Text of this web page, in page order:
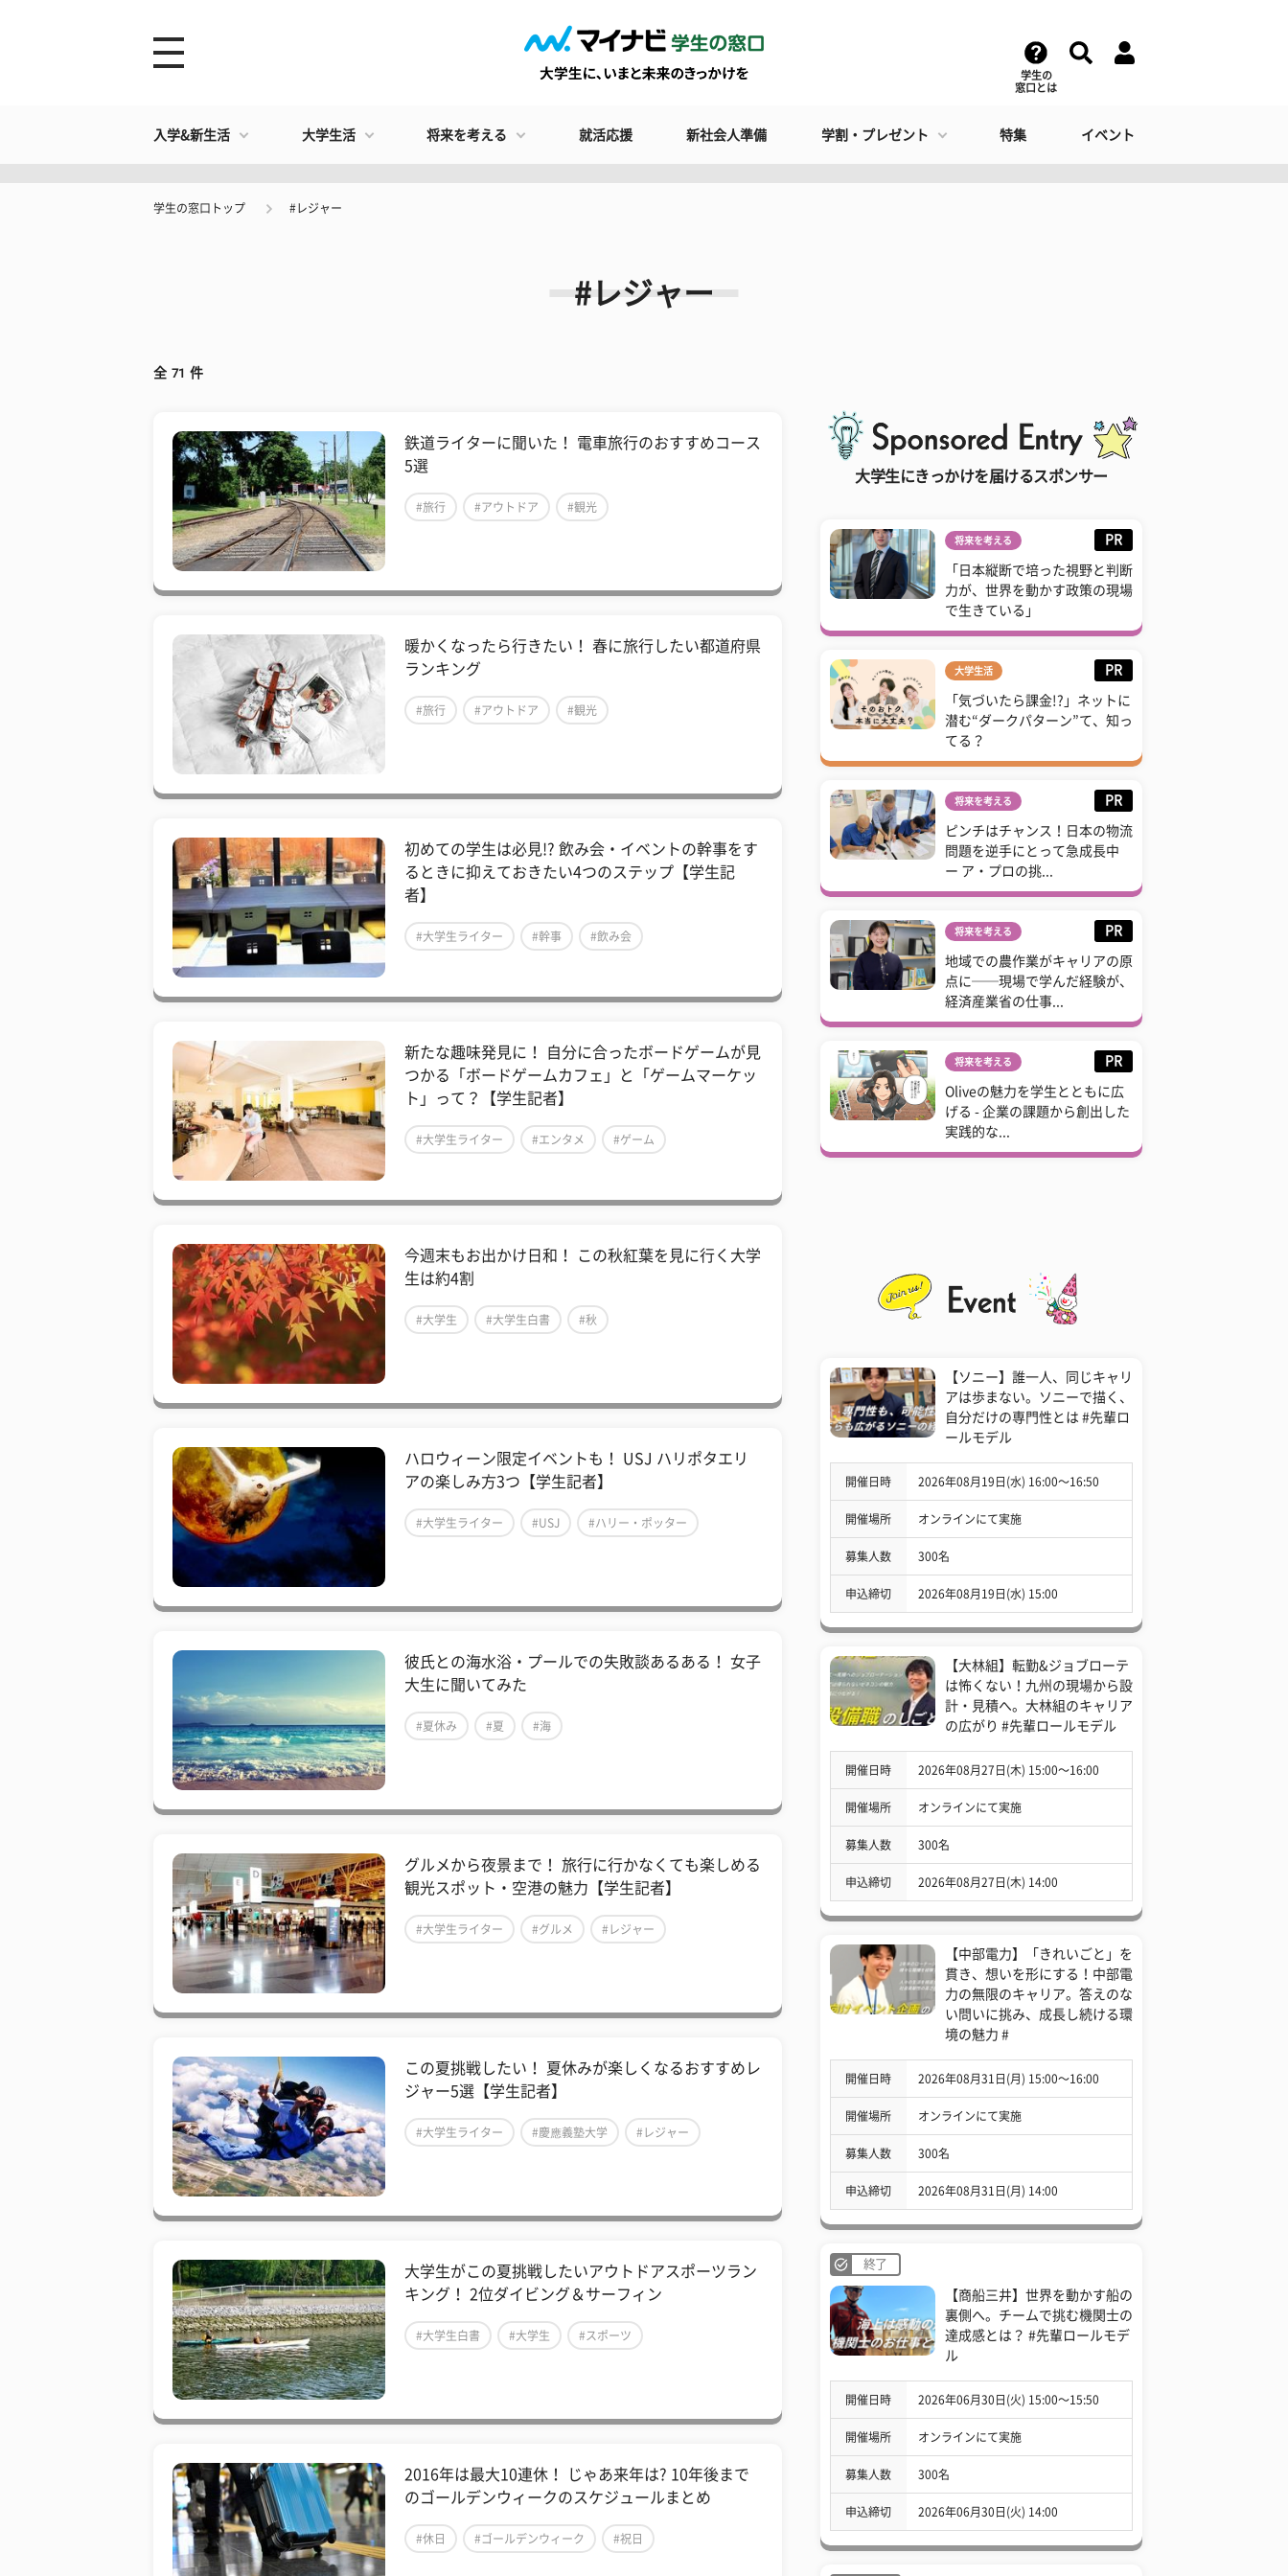
学生の
窓口とは
入学&新生活 大学生活 将来を考える 就活応援 新社会人準備 学割・プレゼント 特集 イベント
学生の窓口トップ #レジャー
#レジャー
全 71 件
鉄道ライターに聞いた！ 電車旅行のおすすめコース
5選
#旅行 #アウトドア #観光
暖かくなったら行きたい！ 春に旅行したい都道府県
ランキング
#旅行 #アウトドア #観光
初めての学生は必見!? 飲み会・イベントの幹事をす
るときに抑えておきたい4つのステップ【学生記
者】
#大学生ライター #幹事 #飲み会
新たな趣味発見に！ 自分に合ったボードゲームが見
つかる「ボードゲームカフェ」と「ゲームマーケッ
ト」って？【学生記者】
#大学生ライター #エンタメ #ゲーム
今週末もお出かけ日和！ この秋紅葉を見に行く大学
生は約4割
#大学生 #大学生白書 #秋
ハロウィーン限定イベントも！ USJ ハリポタエリ
アの楽しみ方3つ【学生記者】
#大学生ライター #USJ #ハリー・ポッター
彼氏との海水浴・プールでの失敗談あるある！ 女子
大生に聞いてみた
#夏休み #夏 #海
グルメから夜景まで！ 旅行に行かなくても楽しめる
観光スポット・空港の魅力【学生記者】
#大学生ライター #グルメ #レジャー
この夏挑戦したい！ 夏休みが楽しくなるおすすめレ
ジャー5選【学生記者】
#大学生ライター #慶應義塾大学 #レジャー
大学生がこの夏挑戦したいアウトドアスポーツラン
キング！ 2位ダイビング＆サーフィン
#大学生白書 #大学生 #スポーツ
2016年は最大10連休！ じゃあ来年は? 10年後まで
のゴールデンウィークのスケジュールまとめ
#休日 #ゴールデンウィーク #祝日
大学生にきっかけを届けるスポンサー
将来を考える PR
「日本縦断で培った視野と判断
力が、世界を動かす政策の現場
で生きている」
大学生活 PR
「気づいたら課金!?」ネットに
潜む“ダークパターン”て、知っ
てる？
将来を考える PR
ピンチはチャンス！日本の物流
問題を逆手にとって急成長中
ー ア・プロの挑...
将来を考える PR
地域での農作業がキャリアの原
点に──現場で学んだ経験が、
経済産業省の仕事...
将来を考える PR
Oliveの魅力を学生とともに広
げる - 企業の課題から創出した
実践的な...
【ソニー】誰一人、同じキャリ
アは歩まない。ソニーで描く、
自分だけの専門性とは #先輩ロ
ールモデル
開催日時 2026年08月19日(水) 16:00〜16:50
開催場所 オンラインにて実施
募集人数 300名
申込締切 2026年08月19日(水) 15:00
【大林組】転勤&ジョブローテ
は怖くない！九州の現場から設
計・見積へ。大林組のキャリア
の広がり #先輩ロールモデル
開催日時 2026年08月27日(木) 15:00〜16:00
開催場所 オンラインにて実施
募集人数 300名
申込締切 2026年08月27日(木) 14:00
【中部電力】「きれいごと」を
貫き、想いを形にする！中部電
力の無限のキャリア。答えのな
い問いに挑み、成長し続ける環
境の魅力 #
開催日時 2026年08月31日(月) 15:00〜16:00
開催場所 オンラインにて実施
募集人数 300名
申込締切 2026年08月31日(月) 14:00
終了
【商船三井】世界を動かす船の
裏側へ。チームで挑む機関士の
達成感とは？ #先輩ロールモデ
ル
開催日時 2026年06月30日(火) 15:00〜15:50
開催場所 オンラインにて実施
募集人数 300名
申込締切 2026年06月30日(火) 14:00